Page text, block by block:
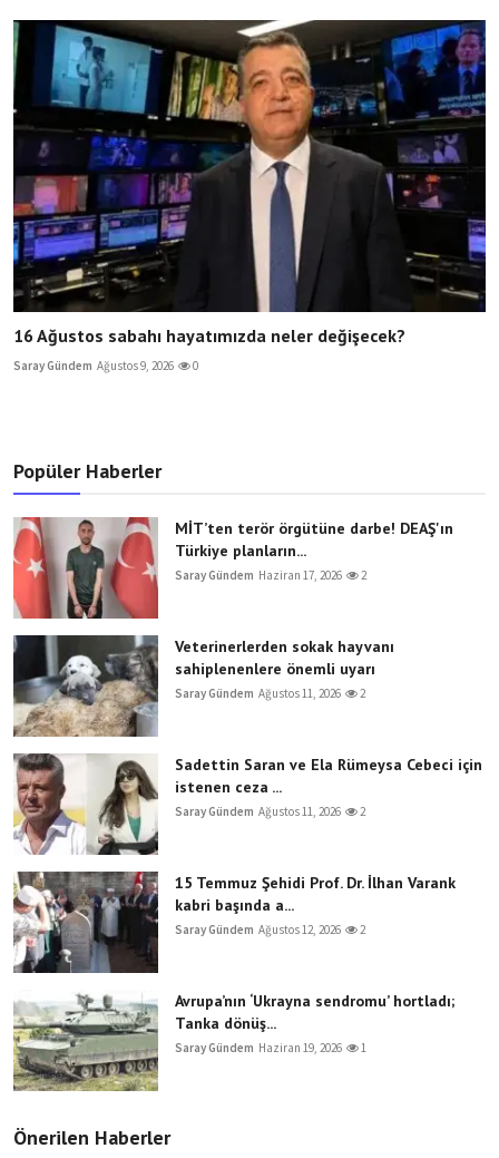
16 Ağustos sabahı hayatımızda neler değişecek?
Saray Gündem Ağustos 9, 2026 0
Popüler Haberler
MİT’ten terör örgütüne darbe! DEAŞ'ın
Türkiye planların...
Saray Gündem Haziran 17, 2026 2
Veterinerlerden sokak hayvanı
sahiplenenlere önemli uyarı
Saray Gündem Ağustos 11, 2026 2
Sadettin Saran ve Ela Rümeysa Cebeci için
istenen ceza ...
Saray Gündem Ağustos 11, 2026 2
15 Temmuz Şehidi Prof. Dr. İlhan Varank
kabri başında a...
Saray Gündem Ağustos 12, 2026 2
Avrupa’nın ‘Ukrayna sendromu’ hortladı;
Tanka dönüş...
Saray Gündem Haziran 19, 2026 1
Önerilen Haberler